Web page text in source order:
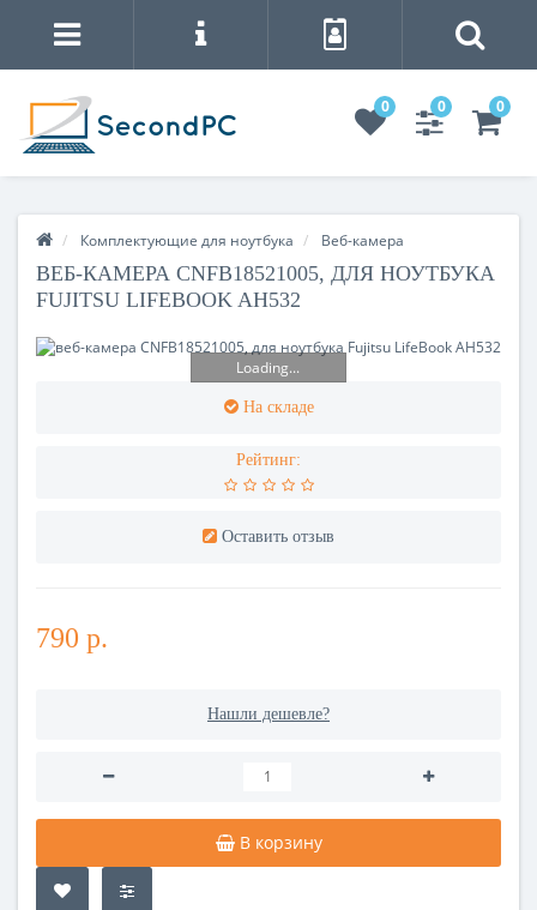
0 0 0
Комплектующие для ноутбука Веб-камера
ВЕБ-КАМЕРА CNFB18521005, ДЛЯ НОУТБУКА
FUJITSU LIFEBOOK AH532
Loading...
На складе
Рейтинг:
Оставить отзыв
790 р.
Нашли дешевле?
В корзину